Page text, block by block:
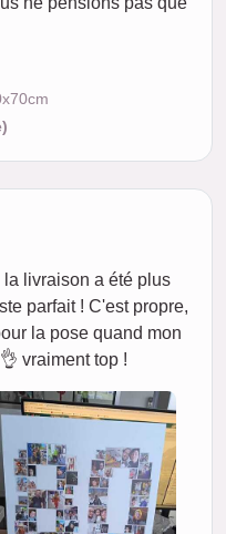
livraison a été plus
parfait ! C'est propre,
la pose quand mon
vraiment top !